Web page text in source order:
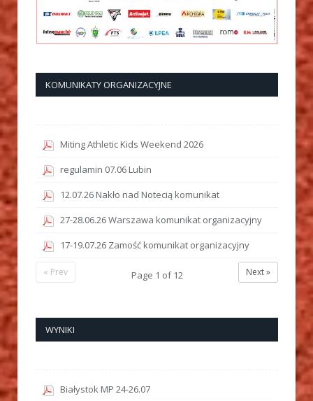
KOMUNIKATY ORGANIZACYJNE
Miting Athletic Kids Weekend 2026
regulamin 07.06 Lubin
12.07.26 Nakło nad Notecią komunikat
27-28.06.26 Warszawa komunikat organizacyjny
17-19.07.26 Zamość komunikat organizacyjny
Next »
Page 1 of12
« Prev
WYNIKI
Białystok MP 24-26.07